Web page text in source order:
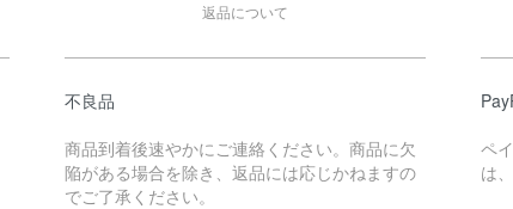
返品について
不良品
商品到着後速やかにご連絡ください。商品に欠
陥がある場合を除き、返品には応じかねますの
でご了承ください。
ペ
は